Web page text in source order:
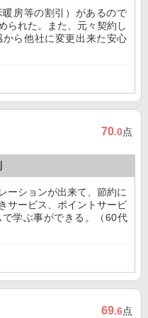
房等の割引）があるので
られた。また、元々契約し
ら他社に変更出来た安心
70.0点
ーションが出来て、節約に
サービス、ポイントサービ
学ぶ事ができる。（60代
69.6点